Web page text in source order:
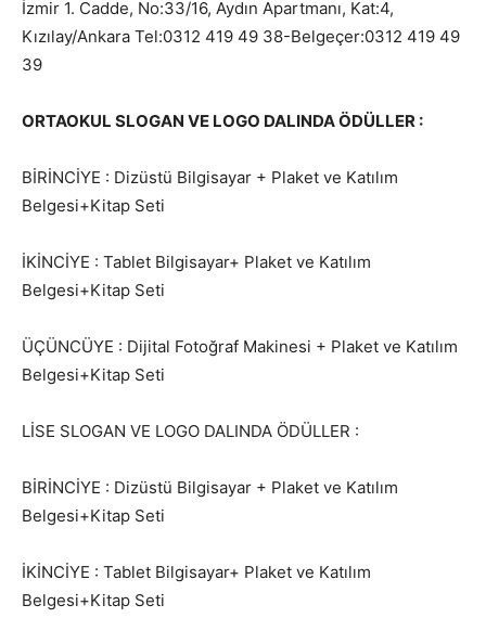
İzmir 1. Cadde, No:33/16, Aydın Apartmanı, Kat:4,
Kızılay/Ankara Tel:0312 419 49 38-Belgeçer:0312 419 49
39
ORTAOKUL SLOGAN VE LOGO DALINDA ÖDÜLLER :
BİRİNCİYE : Dizüstü Bilgisayar + Plaket ve Katılım
Belgesi+Kitap Seti
İKİNCİYE : Tablet Bilgisayar+ Plaket ve Katılım
Belgesi+Kitap Seti
ÜÇÜNCÜYE : Dijital Fotoğraf Makinesi + Plaket ve Katılım
Belgesi+Kitap Seti
LİSE SLOGAN VE LOGO DALINDA ÖDÜLLER :
BİRİNCİYE : Dizüstü Bilgisayar + Plaket ve Katılım
Belgesi+Kitap Seti
İKİNCİYE : Tablet Bilgisayar+ Plaket ve Katılım
Belgesi+Kitap Seti